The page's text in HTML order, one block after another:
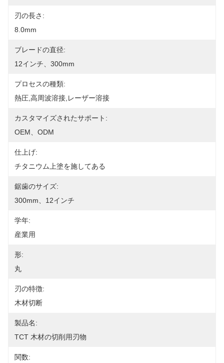
刃の長さ:
8.0mm
ブレードの直径:
12インチ、300mm
プロセスの種類:
熱圧,高周波溶接,レーザー溶接
カスタマイズされたサポート:
OEM、ODM
仕上げ:
チタニウム上塗を施してある
鋸歯のサイズ:
300mm、12インチ
学年:
産業用
形:
丸
刃の特徴:
木材切断
製品名:
TCT 木材の切削用刃物
関数: